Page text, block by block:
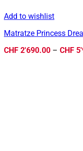
Add to wishlist
Matratze Princess
CHF 2'690.00 – CHF